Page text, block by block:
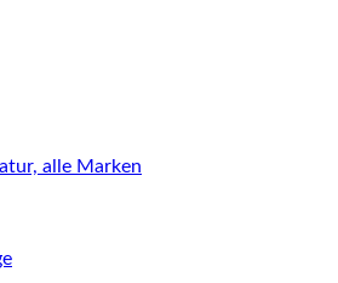
alle Marken